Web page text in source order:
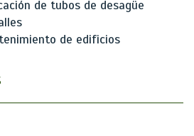
de tubos de desagüe
de edificios